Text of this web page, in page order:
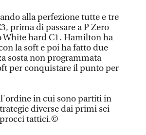
alla perfezione tutte e tre
prima di passare a P Zero
White hard C1. Hamilton ha
la soft e poi ha fatto due
sosta non programmata
per conquistare il punto per
in cui sono partiti in
diverse dai primi sei
tattici.©